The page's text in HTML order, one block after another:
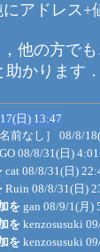
アドレス+
他の方で
かります．
日) 13:47
名前なし］
08/8/
08/8/31(日) 4:01
cat 08/8/31(日)
Ruin 08/8/31(日)
を gan 08/9/1(月)
を kenzosusuki
を kenzosusuki